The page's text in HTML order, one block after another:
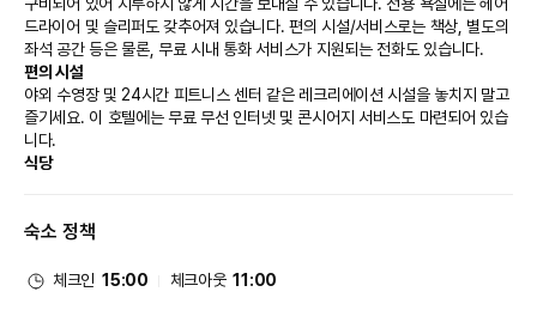
드라이어 및 슬리퍼도 갖추어져 있습니다. 편의 시설/서비스로는 책상, 별도의
좌석 공간 등은 물론, 무료 시내 통화 서비스가 지원되는 전화도 있습니다.
편의 시설
야외 수영장 및 24시간 피트니스 센터 같은 레크리에이션 시설을 놓치지 말고
즐기세요. 이 호텔에는 무료 무선 인터넷 및 콘시어지 서비스도 마련되어 있습
니다.
식당
있습니다.
대표적인 편의 시설과 서비스로는 24시간 운영되는 프런트 데스크, 짐 보관,
숙소 정책
체크인 15:00 체크아웃 11:00